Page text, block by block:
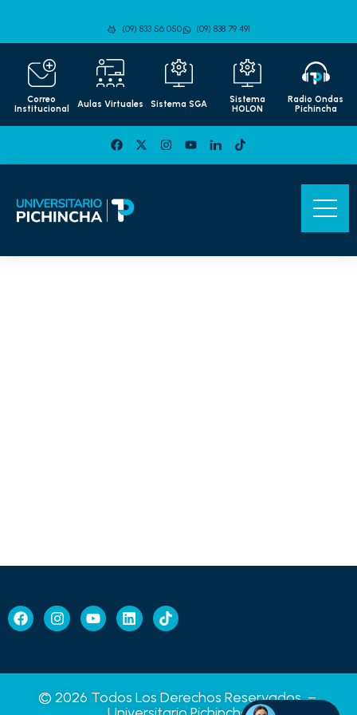
(09) 833 56 050 (09) 838 79 491
Correo
Institucional
Aulas Virtuales Sistema SGA
Sistema
HOLON
Radio Ondas
Pichincha
© 2026 Todos Los Derechos Reservados –